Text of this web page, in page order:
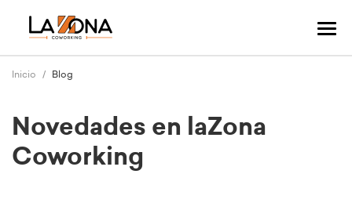
Inicio Blog
Novedades en laZona
Coworking